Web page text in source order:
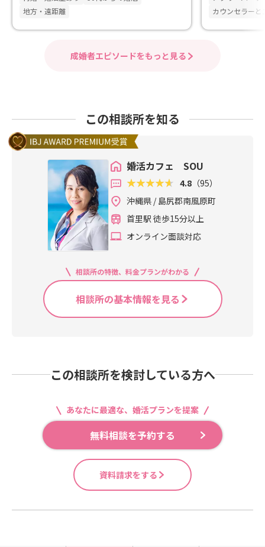
地方・遠距離
カウンセラーと
成婚者エピソードをもっと見る
この相談所を知る
婚活カフェ SOU
4.8 （95）
沖縄県 / 島尻郡南風原町
首里駅 徒歩15分以上
オンライン面談対応
相談所の特徴、料金プランがわかる
相談所の基本情報を見る
この相談所を検討している方へ
あなたに最適な、婚活プランを提案
無料相談を予約する
資料請求をする